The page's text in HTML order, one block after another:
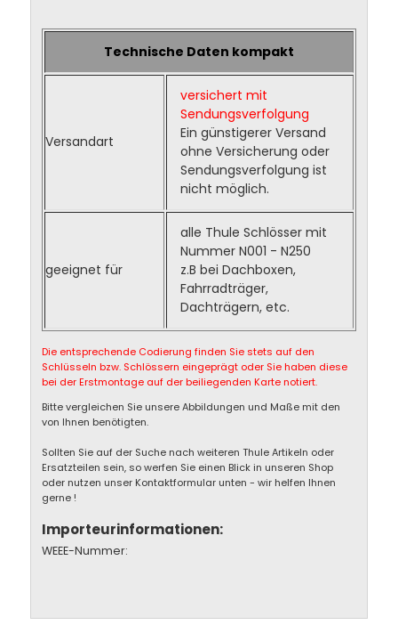
Technische Daten kompakt
Versandart
versichert mit
Sendungsverfolgung
Ein günstigerer Versand
ohne Versicherung oder
Sendungsverfolgung ist
nicht möglich.
geeignet für
alle Thule Schlösser mit
Nummer N001 - N250
z.B bei Dachboxen,
Fahrradträger,
Dachträgern, etc.
Die entsprechende Codierung finden Sie stets auf den
Schlüsseln bzw. Schlössern eingeprägt oder Sie haben diese
bei der Erstmontage auf der beiliegenden Karte notiert.
Bitte vergleichen Sie unsere Abbildungen und Maße mit den
von Ihnen benötigten.
Sollten Sie auf der Suche nach weiteren Thule Artikeln oder
Ersatzteilen sein, so werfen Sie einen Blick in unseren Shop
oder nutzen unser Kontaktformular unten - wir helfen Ihnen
gerne !
Importeurinformationen:
WEEE-Nummer: